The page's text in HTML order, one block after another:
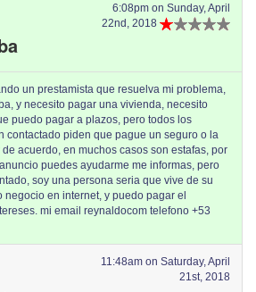
6:08pm on Sunday, April
22nd, 2018
un prestamista que resuelva mi problema,
y necesito pagar una vivienda, necesito
puedo pagar a plazos, pero todos los
contactado piden que pague un seguro o la
acuerdo, en muchos casos son estafas, por
puedes ayudarme me informas, pero
soy una persona seria que vive de su
negocio en internet, y puedo pagar el
mi email reynaldocom telefono +53
11:48am on Saturday, April
21st, 2018